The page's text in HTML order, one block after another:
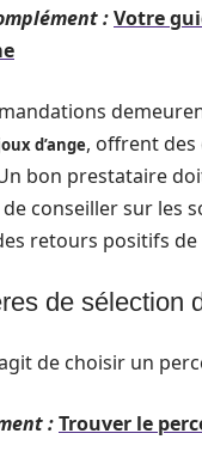
:Votre
d’ange, offrent
bon prestataire
conseiller sur les
retours positifs de
de sélection
de choisir un
:Trouver le